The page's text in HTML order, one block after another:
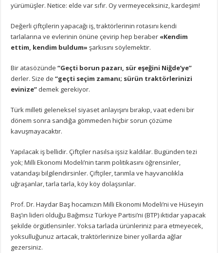
yürümüşler. Netice: elde var sıfır. Oy vermeyeceksiniz, kardeşim!
Değerli çiftçilerin yapacağı iş, traktörlerinin rotasını kendi
tarlalarına ve evlerinin önüne çevirip hep beraber «Kendim
ettim, kendim buldum» şarkısını söylemektir.
Bir atasözünde“Geçti borun pazarı, sür eşeğini Niğde’ye”
derler. Size de“geçti seçim zamanı; sürün traktörlerinizi
evinize” demek gerekiyor.
Türk milleti geleneksel siyaset anlayışını bırakıp, vaat edeni bir
dönem sonra sandığa gömmeden hiçbir sorun çözüme
kavuşmayacaktır.
Yapılacak iş bellidir. Çiftçiler nasılsa işsiz kaldılar. Bugünden tezi
yok; Milli Ekonomi Modeli’nin tarım politikasını öğrensinler,
vatandaşı bilgilendirsinler. Çiftçiler, tarımla ve hayvancılıkla
uğraşanlar, tarla tarla, köy köy dolaşsınlar.
Prof. Dr. Haydar Baş hocamızın Milli Ekonomi Modeli’ni ve Hüseyin
Baş’ın lideri olduğu Bağımsız Türkiye Partisi’ni (BTP) iktidar yapacak
şekilde örgütlensinler. Yoksa tarlada ürünleriniz para etmeyecek,
yoksulluğunuz artacak, traktörlerinize biner yollarda ağlar
gezersiniz.